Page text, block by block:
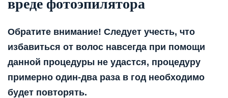
вреде фотоэпилятора
Обратите внимание! Следует учесть, что
избавиться от волос навсегда при помощи
данной процедуры не удастся, процедуру
примерно один-два раза в год необходимо
будет повторять.